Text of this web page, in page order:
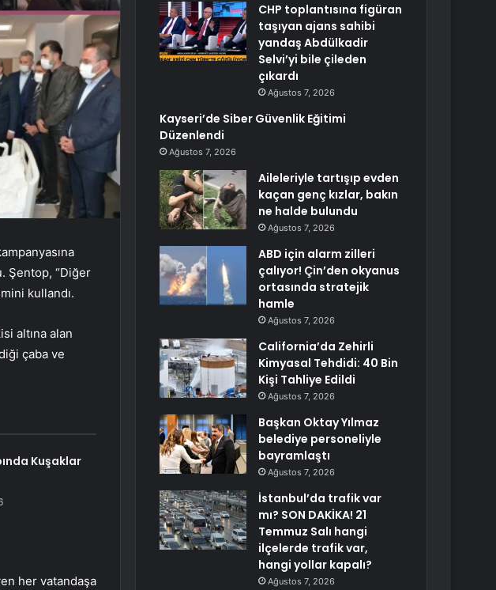
Şentop, “Diğer
kullandı.
altına alan
çaba ve
Kuşaklar
her vatandaşa
CHP toplantısına figüran
taşıyan ajans sahibi
yandaş Abdülkadir
Selvi’yi bile çileden
çıkardı
Ağustos 7, 2026
Kayseri’de Siber Güvenlik Eğitimi
Düzenlendi
Ağustos 7, 2026
Aileleriyle tartışıp evden
kaçan genç kızlar, bakın
ne halde bulundu
Ağustos 7, 2026
ABD için alarm zilleri
çalıyor! Çin’den okyanus
ortasında stratejik
hamle
Ağustos 7, 2026
California’da Zehirli
Kimyasal Tehdidi: 40 Bin
Kişi Tahliye Edildi
Ağustos 7, 2026
Başkan Oktay Yılmaz
belediye personeliyle
bayramlaştı
Ağustos 7, 2026
İstanbul’da trafik var
mı? SON DAKİKA! 21
Temmuz Salı hangi
ilçelerde trafik var,
hangi yollar kapalı?
Ağustos 7, 2026